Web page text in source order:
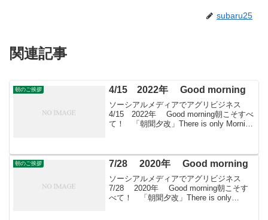
subaru25
関連記事
朝のご挨拶 4/15 2022年 Good morning
ソーシアルメディアでアグリビジネス
4/15 2022年 Good morning朝こそすべ
て！ 「朝聞夕改」There is only Morning
朝のご挨拶 7/28 2020年 Good morning
ソーシアルメディアでアグリビジネス
7/28 2020年 Good morning朝こそす
べて！ 「朝聞夕改」There is only